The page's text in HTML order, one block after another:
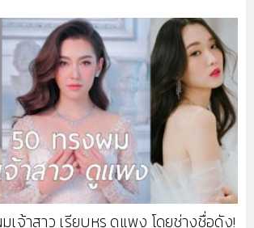
เจ้าสาว เรียบหรู ดูแพง โดยช่างชื่อดัง!